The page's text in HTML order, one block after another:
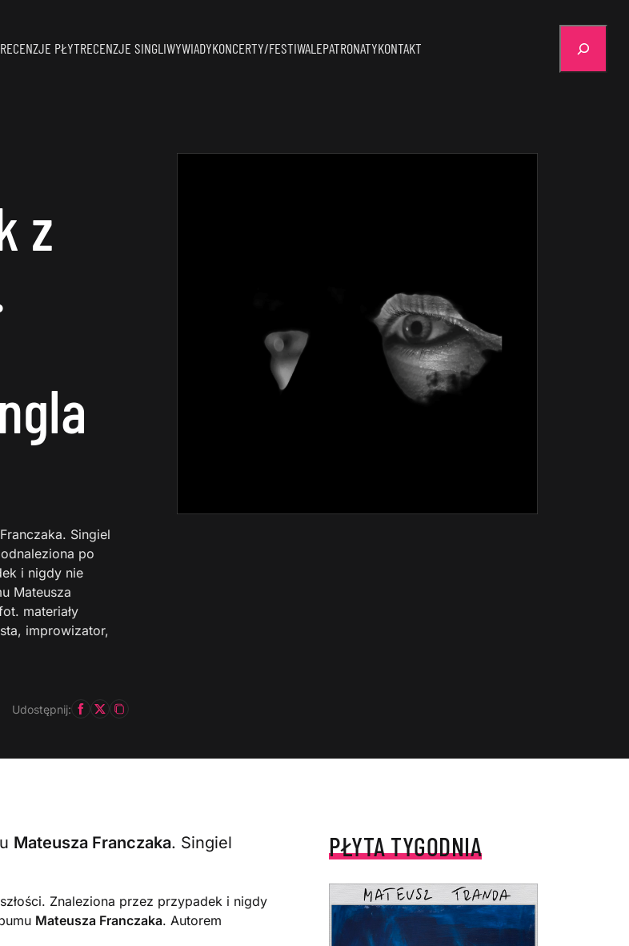
RECENZJE PŁYTRECENZJE SINGLIWYWIADYKONCERTY/FESTIWALEPATRONATYKONTAKT
z
Singiel
po
i nigdy nie
Mateusza
materiały
improwizator,
Udostępnij:
Mateusza Franczaka. Singiel
Znaleziona przez przypadek i nigdy
Mateusza Franczaka. Autorem
PŁYTA TYGODNIA